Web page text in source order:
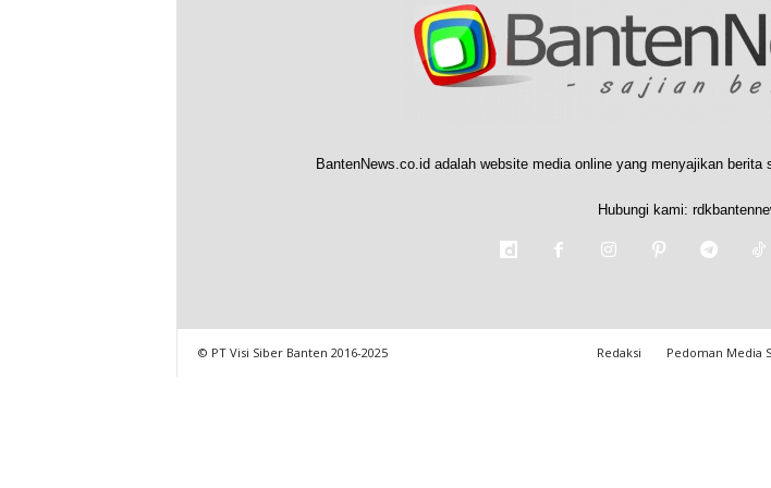
BantenNews.co.id adalah website media online yang menyajikan
Hubungi kami:
Redaksi Pedoman Media
© PT Visi Siber Banten 2016-2025